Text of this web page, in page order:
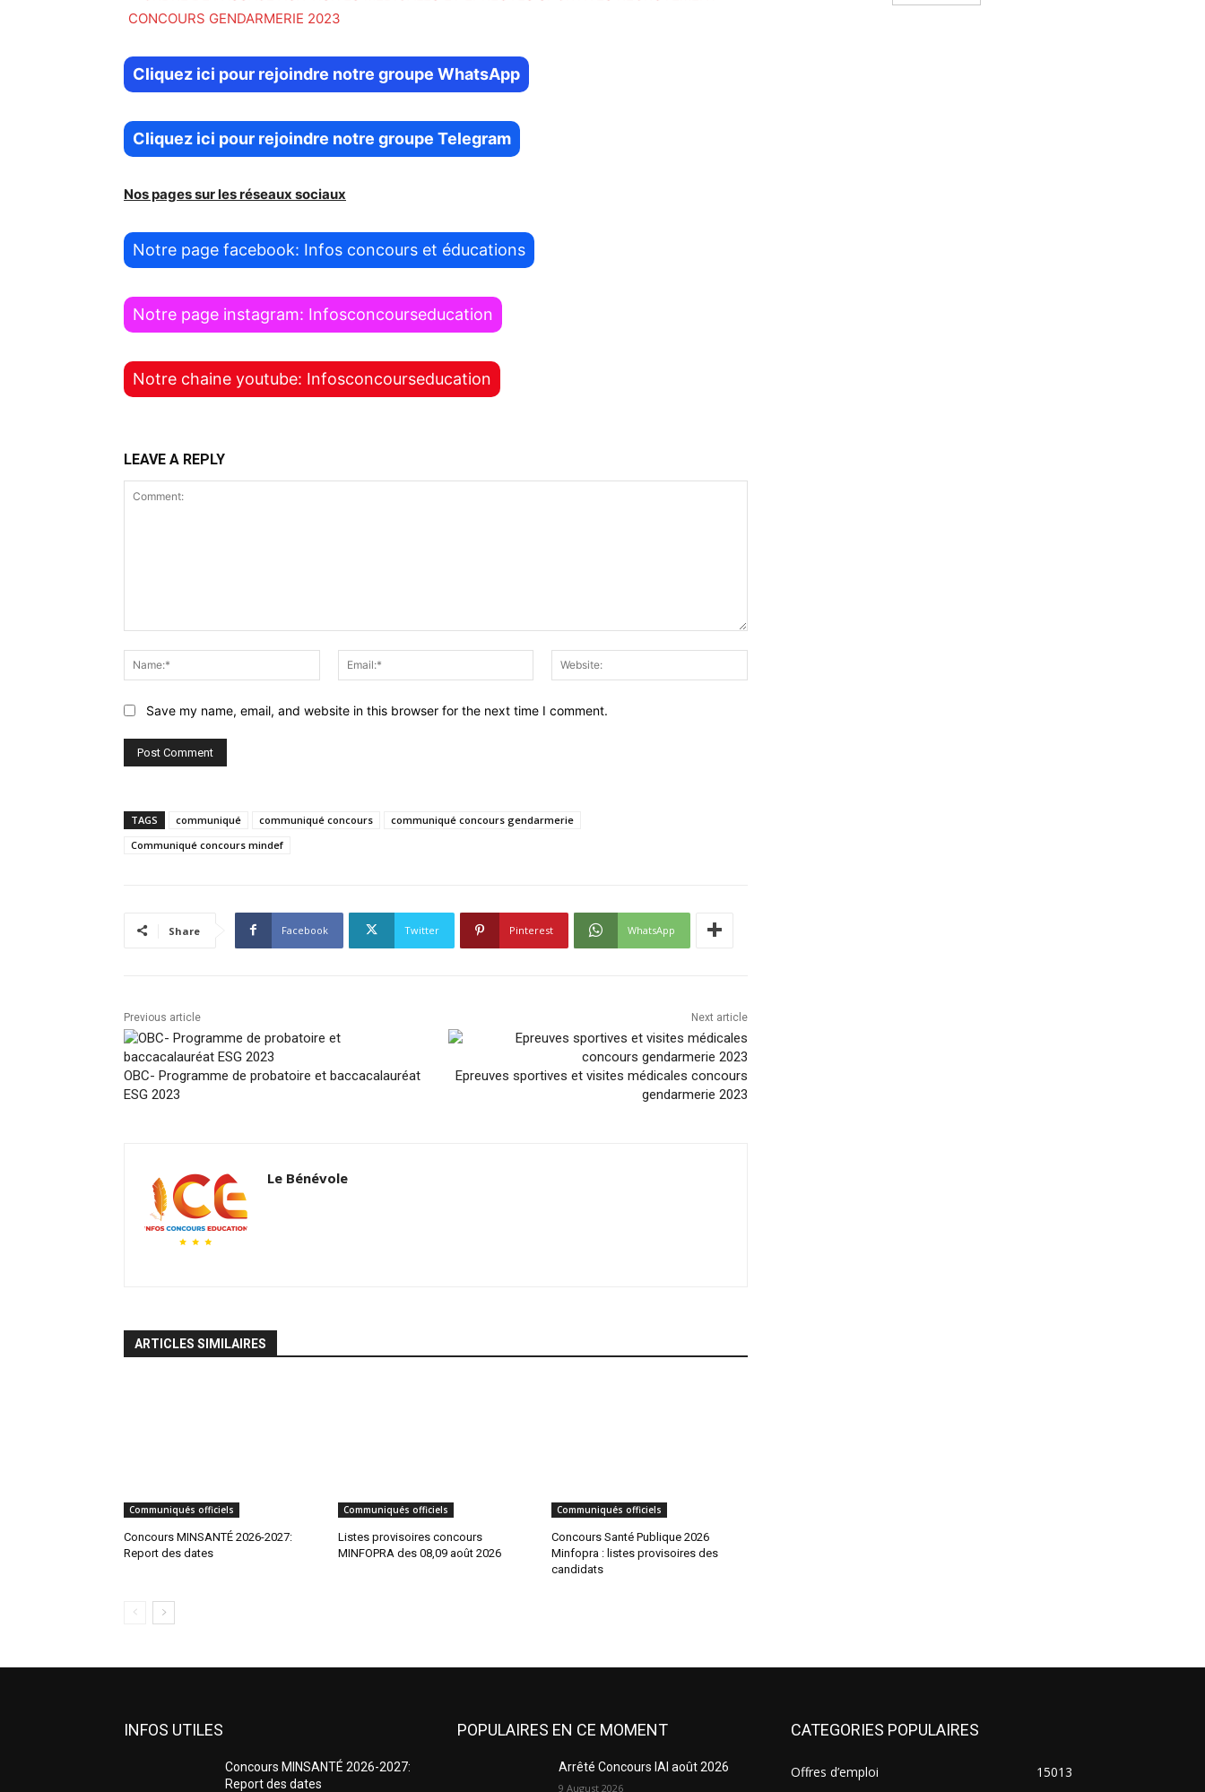
Cliquez ici pour rejoindre notre groupe WhatsApp
Cliquez ici pour rejoindre notre groupe Telegram
Nos pages sur les réseaux sociaux
Notre page facebook: Infos concours et éducations
Notre page instagram: Infosconcourseducation
Notre chaine youtube: Infosconcourseducation
LEAVE A REPLY
Name:*
Email:*
Save my name, email, and website in this browser for the next time I comment.
TAGS communiqué communiqué concours
communiqué concours gendarmerie
Communiqué concours mindef
Share Facebook Twitter Pinterest WhatsApp
Previous article
OBC- Programme de probatoire et baccacalauréat
ESG 2023
Next article
Epreuves sportives et visites médicales concours
gendarmerie 2023
Le Bénévole
ARTICLES SIMILAIRES
Communiqués officiels
Concours MINSANTÉ 2026-2027:
Report des dates
Communiqués officiels
Listes provisoires concours
MINFOPRA des 08,09 août 2026
Communiqués officiels
Concours Santé Publique 2026
Minfopra : listes provisoires des
candidats
INFOS UTILES
Concours MINSANTÉ 2026-2027:
Report des dates
POPULAIRES EN CE MOMENT
Arrêté Concours IAI août 2026
9 August 2026
CATEGORIES POPULAIRES
Offres d’emploi
15013